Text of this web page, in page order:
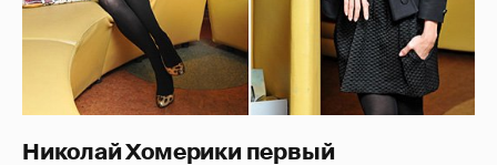
Николай Хомерики первый